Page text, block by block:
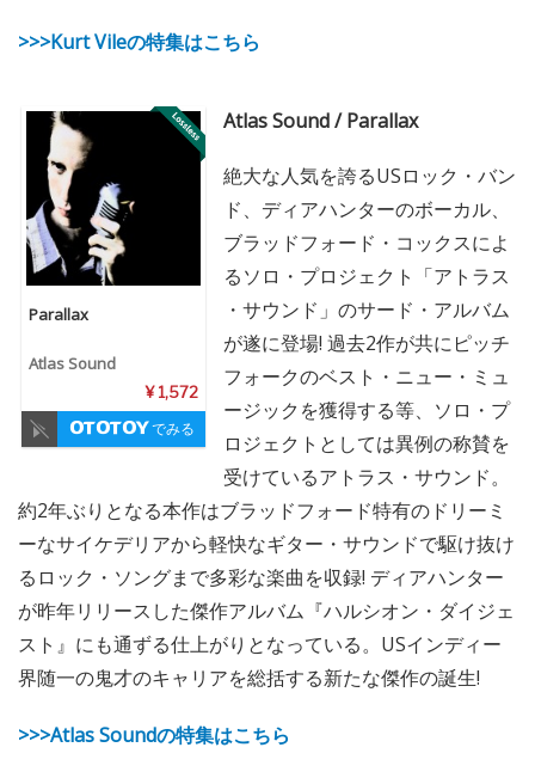
>>>Kurt Vileの特集はこちら
Parallax
Atlas Sound
¥ 1,572
でみる
Atlas Sound / Parallax
絶大な人気を誇るUSロック・バン
ド、ディアハンターのボーカル、
ブラッドフォード・コックスによ
るソロ・プロジェクト「アトラス
・サウンド」のサード・アルバム
が遂に登場! 過去2作が共にピッチ
フォークのベスト・ニュー・ミュ
ージックを獲得する等、ソロ・プ
ロジェクトとしては異例の称賛を
受けているアトラス・サウンド。
約2年ぶりとなる本作はブラッドフォード特有のドリーミ
ーなサイケデリアから軽快なギター・サウンドで駆け抜け
るロック・ソングまで多彩な楽曲を収録! ディアハンター
が昨年リリースした傑作アルバム『ハルシオン・ダイジェ
スト』にも通ずる仕上がりとなっている。USインディー
界随一の鬼才のキャリアを総括する新たな傑作の誕生!
>>>Atlas Soundの特集はこちら